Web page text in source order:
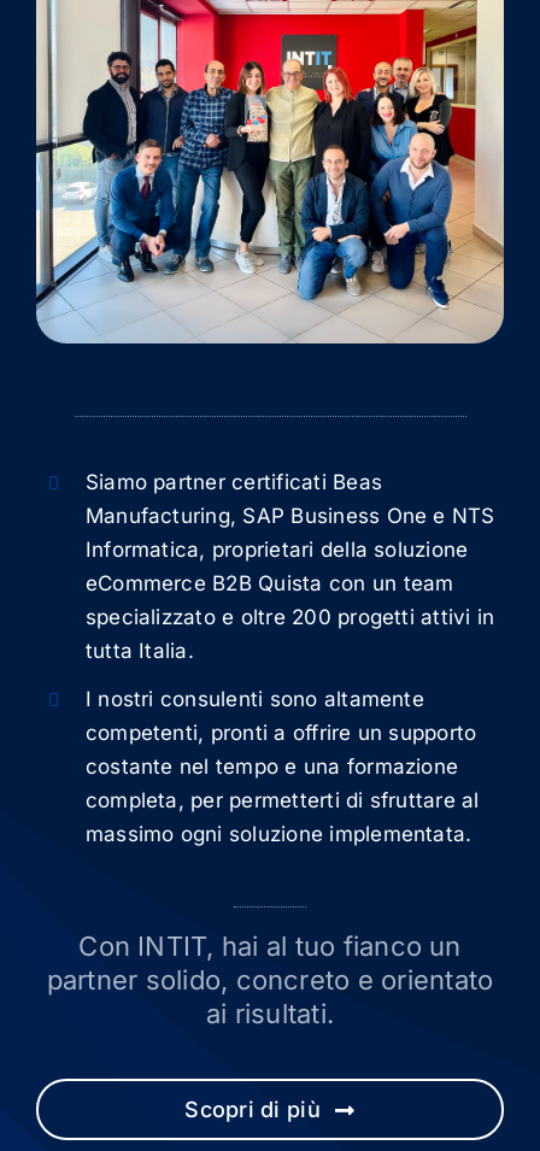
Siamo partner certificati Beas
Manufacturing, SAP Business One e NTS
Informatica, proprietari della soluzione
eCommerce B2B Quista con un team
specializzato e oltre 200 progetti attivi in
tutta Italia.
I nostri consulenti sono altamente
competenti, pronti a offrire un supporto
costante nel tempo e una formazione
completa, per permetterti di sfruttare al
massimo ogni soluzione implementata.
Con INTIT, hai al tuo fianco un
partner solido, concreto e orientato
ai risultati.
Scopri di più